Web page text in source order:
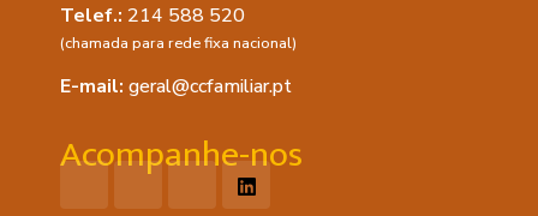
Acompanhe-nos
Telef.: 214 588 520
(chamada para rede fixa nacional)
E-mail: geral@ccfamiliar.pt